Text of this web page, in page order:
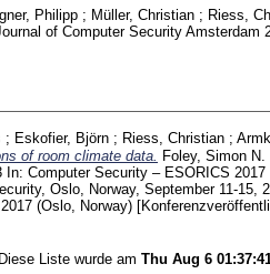
Philipp ; Müller, Christian ; Riess,
of Computer Security Amsterdam
; Eskofier, Björn ; Riess, Christian ;
of room climate data.
Foley, Simon N.
In: Computer Security – ESORICS 2017
Oslo, Norway, September 11-15,
(Oslo, Norway)
Diese Liste wurde am Thu Aug 6